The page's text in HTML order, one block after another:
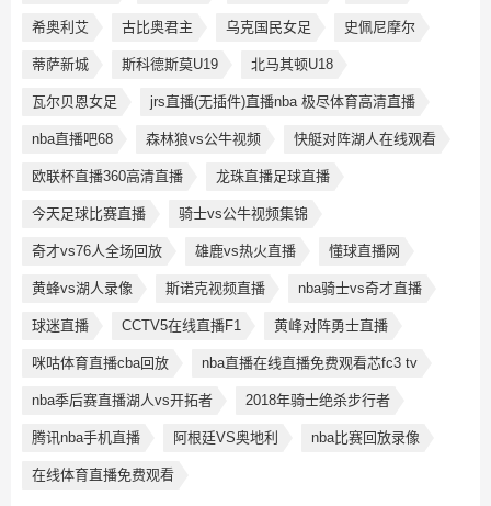
希奥利艾 古比奥君主 乌克国民女足 史佩尼摩尔
蒂萨新城 斯科德斯莫U19 北马其顿U18
瓦尔贝恩女足 jrs直播(无插件)直播nba 极尽体育高清直播
nba直播吧68 森林狼vs公牛视频 快艇对阵湖人在线观看
欧联杯直播360高清直播 龙珠直播足球直播
今天足球比赛直播 骑士vs公牛视频集锦
奇才vs76人全场回放 雄鹿vs热火直播 懂球直播网
黄蜂vs湖人录像 斯诺克视频直播 nba骑士vs奇才直播
球迷直播 CCTV5在线直播F1 黄峰对阵勇士直播
咪咕体育直播cba回放 nba直播在线直播免费观看芯fc3 tv
nba季后赛直播湖人vs开拓者 2018年骑士绝杀步行者
腾讯nba手机直播 阿根廷VS奥地利 nba比赛回放录像
在线体育直播免费观看